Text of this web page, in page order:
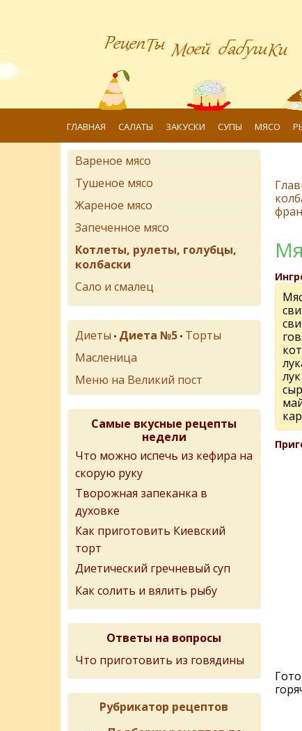
ГЛАВНАЯ САЛАТЫ ЗАКУСКИ СУПЫ МЯСО
Вареное мясо
Тушеное мясо
Жареное мясо
Запеченное мясо
Котлеты, рулеты, голубцы,
колбаски
Сало и смалец
Диеты • Диета №5 • Торты
Масленица
Меню на Великий пост
Самые вкусные рецепты
недели
Что можно испечь из кефира на
скорую руку
Творожная запеканка в
духовке
Как приготовить Киевский
торт
Диетический гречневый суп
Как солить и вялить рыбу
Ответы на вопросы
Что приготовить из говядины
Рубрикатор рецептов